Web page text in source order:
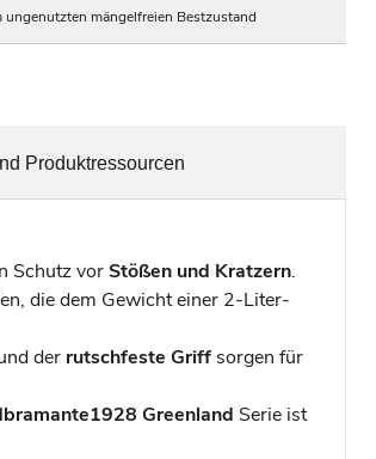
ungenutzten mängelfreien Bestzustand
Schutz vorStößen und Kratzern.
die dem Gewicht einer 2-Liter-
der rutschfeste Griff sorgen für
Greenland Serie ist
Produktressourcen